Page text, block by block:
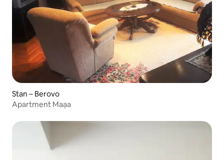
Stan – Berovo
Apartment Maạа